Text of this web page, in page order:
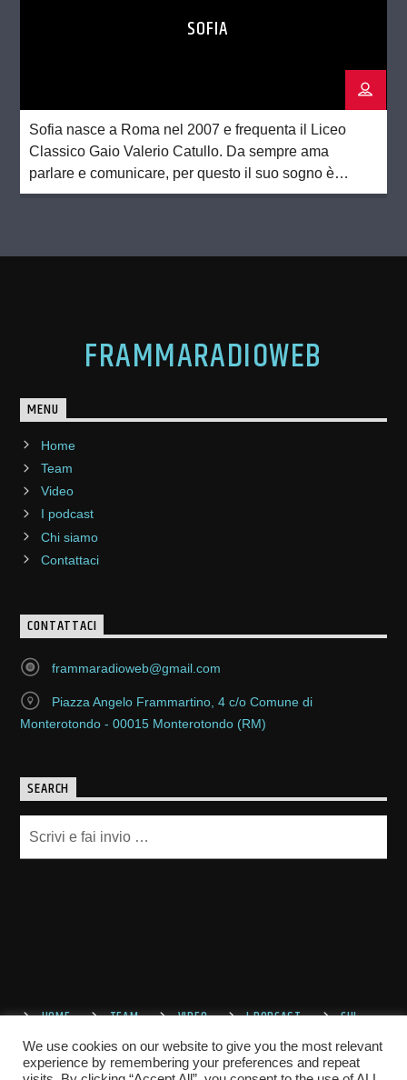
SOFIA
Sofia nasce a Roma nel 2007 e frequenta il Liceo
Classico Gaio Valerio Catullo. Da sempre ama
parlare e comunicare, per questo il suo sogno è
quello di insegnare e scrivere. Non sa bene se
addirittura piacere). […]
FRAMMARADIOWEB
MENU
Home
Team
Video
I podcast
Chi siamo
Contattaci
CONTATTACI
frammaradioweb@gmail.com
Piazza Angelo Frammartino, 4 c/o Comune di
Monterotondo - 00015 Monterotondo (RM)
SEARCH
HOME TEAM VIDEO I PODCAST
CHI
We use cookies on our website to give you the most relevant
experience by remembering your preferences and repeat